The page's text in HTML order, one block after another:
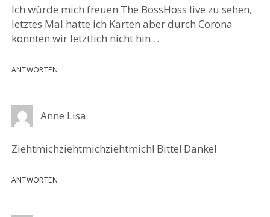
Ich würde mich freuen The BossHoss live zu sehen,
letztes Mal hatte ich Karten aber durch Corona
konnten wir letztlich nicht hin…
ANTWORTEN
Anne Lisa
Ziehtmichziehtmichziehtmich! Bitte! Danke!
ANTWORTEN